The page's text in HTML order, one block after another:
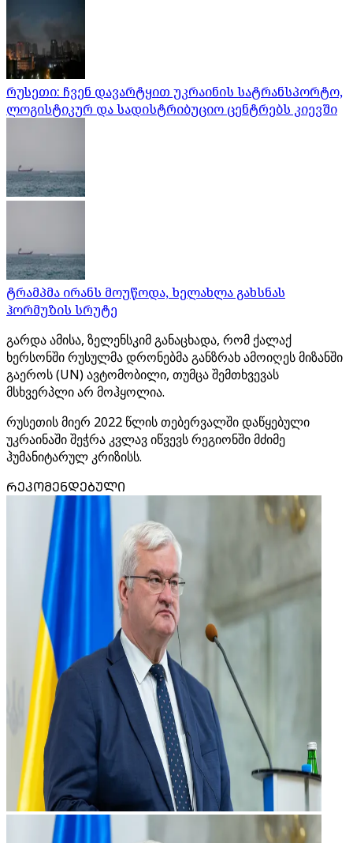
რუსეთი: ჩვენ დავარტყით უკრაინის სატრანსპორტო,
ლოგისტიკურ და სადისტრიბუციო ცენტრებს კიევში
ტრამპმა ირანს მოუწოდა, ხელახლა გახსნას
ჰორმუზის სრუტე
გარდა ამისა, ზელენსკიმ განაცხადა, რომ ქალაქ
ხერსონში რუსულმა დრონებმა განზრახ ამოიღეს მიზანში
გაეროს (UN) ავტომობილი, თუმცა შემთხვევას
მსხვერპლი არ მოჰყოლია.
რუსეთის მიერ 2022 წლის თებერვალში დაწყებული
უკრაინაში შეჭრა კვლავ იწვევს რეგიონში მძიმე
ჰუმანიტარულ კრიზისს.
ᲠᲔᲙᲝᲛᲔᲜᲓᲔᲑᲣᲚᲘ